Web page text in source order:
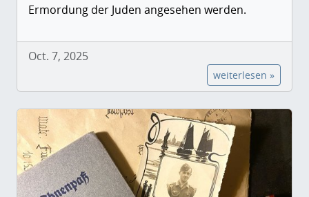
Ermordung der Juden angesehen werden.
Oct. 7, 2025
weiterlesen »